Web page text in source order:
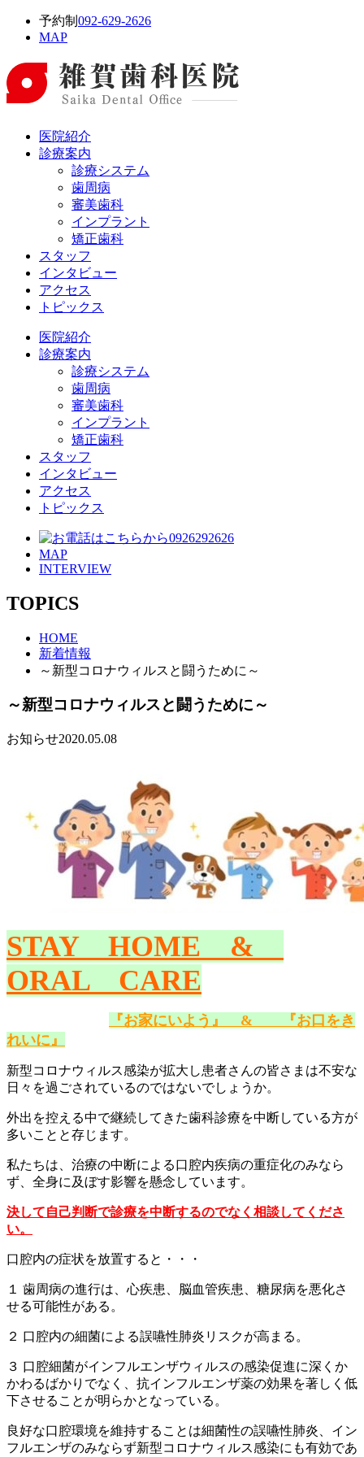
予約制 092-629-2626
MAP
医院紹介
診療案内
診療システム
歯周病
審美歯科
インプラント
矯正歯科
スタッフ
インタビュー
アクセス
トピックス
医院紹介
診療案内
診療システム
歯周病
審美歯科
インプラント
矯正歯科
スタッフ
インタビュー
アクセス
トピックス
MAP
INTERVIEW
TOPICS
HOME
新着情報
～新型コロナウィルスと闘うために～
～新型コロナウィルスと闘うために～
お知らせ2020.05.08
STAY HOME &
ORAL CARE
『お家にいよう』 & 『お口をき
れいに』
新型コロナウィルス感染が拡大し患者さんの皆さまは不安な
日々を過ごされているのではないでしょうか。
外出を控える中で継続してきた歯科診療を中断している方が
多いことと存じます。
私たちは、治療の中断による口腔内疾病の重症化のみなら
ず、全身に及ぼす影響を懸念しています。
決して自己判断で診療を中断するのでなく相談してくださ
い。
口腔内の症状を放置すると・・・
１ 歯周病の進行は、心疾患、脳血管疾患、糖尿病を悪化さ
せる可能性がある。
２ 口腔内の細菌による誤嚥性肺炎リスクが高まる。
３ 口腔細菌がインフルエンザウィルスの感染促進に深くか
かわるばかりでなく、抗インフルエンザ薬の効果を著しく低
下させることが明らかとなっている。
良好な口腔環境を維持することは細菌性の誤嚥性肺炎、イン
フルエンザのみならず新型コロナウィルス感染にも有効であ